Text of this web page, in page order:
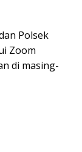
Polsek
Zoom
di masing-